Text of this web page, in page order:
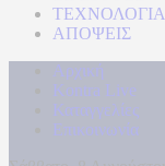
ΤΕΧΝΟΛΟΓΙΑ
ΑΠΟΨΕΙΣ
Αρχική
Kontra Live
Καταγγελίες
Επικοινωνία